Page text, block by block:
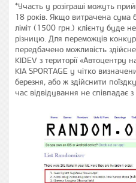
*Участь у розіграші можуть
18 років. Якщо витрачена
ліміт (1500 грн.) клієнту буде
різницю. Для переможців
передбачено можливість
KIDEV з території «Автоцентру
KIA SPORTAGE у чітко
березня, або ж здійснити
час відвідування не співпадає з